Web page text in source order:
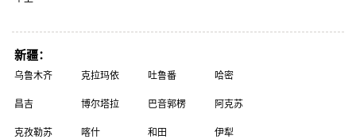
新疆：
乌鲁木齐 克拉玛依 吐鲁番 哈密
昌吉 博尔塔拉 巴音郭楞 阿克苏
克孜勒苏 喀什 和田 伊犁